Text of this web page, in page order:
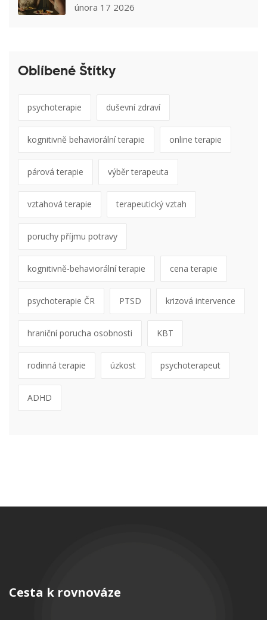
února 17 2026
Oblíbené Štítky
psychoterapie duševní zdraví
kognitivně behaviorální terapie online terapie
párová terapie výběr terapeuta
vztahová terapie terapeutický vztah
poruchy příjmu potravy
kognitivně-behaviorální terapie cena terapie
psychoterapie ČR PTSD krizová intervence
hraniční porucha osobnosti KBT
rodinná terapie úzkost psychoterapeut
ADHD
Cesta k rovnováze